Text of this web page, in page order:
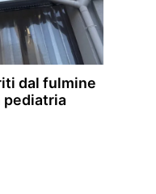
dal fulmine
pediatria